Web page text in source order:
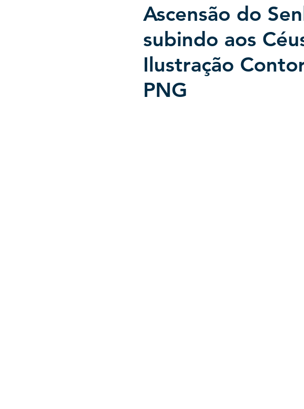
monocromático vetor estampas sem
Ascensão do
subindo aos
Ilustração
PNG